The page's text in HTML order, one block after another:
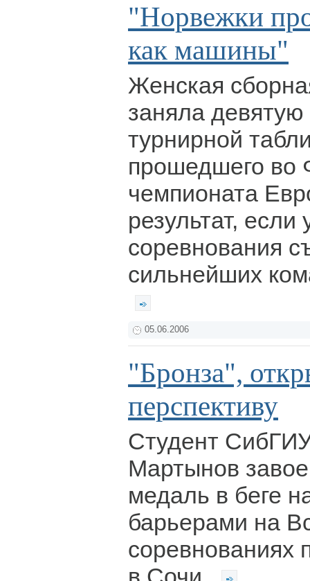
"Норвежки
как машины"
Женская
заняла девятую
турнирной
прошедшего во
чемпионата
результат, если
соревнования
сильнейших
05.06.2006
"Бронза",
перспективу
Студент
Мартынов
медаль в беге
барьерами на
соревнованиях